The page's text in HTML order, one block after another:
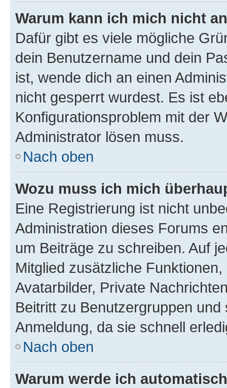
Warum kann ich mich nicht
Dafür gibt es viele mögliche
dein Benutzername und dein
ist, wende dich an einen
nicht gesperrt wurdest. Es ist
Konfigurationsproblem mit der
Administrator lösen muss.
Nach oben
Wozu muss ich mich
Eine Registrierung ist nicht
Administration dieses Forums
um Beiträge zu schreiben. Auf
Mitglied zusätzliche
Avatarbilder, Private
Beitritt zu Benutzergruppen
Anmeldung, da sie schnell
Nach oben
Warum werde ich